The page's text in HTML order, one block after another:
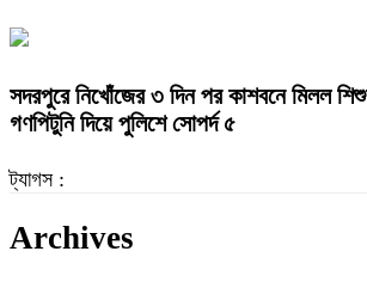
সদরপুরে নিখোঁজের ৩ দিন পর কাশবনে মিলল
গণপিটুনি দিয়ে পুলিশে সোপর্দ ৫
ট্যাগস :
Archives